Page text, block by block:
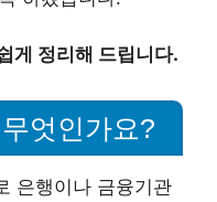
게 정리해 드립니다.
엇인가요?
은행이나 금융기관